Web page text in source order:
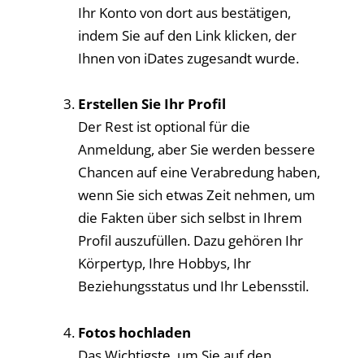
Ihr Konto von dort aus bestätigen,
indem Sie auf den Link klicken, der
Ihnen von iDates zugesandt wurde.
Erstellen Sie Ihr Profil
Der Rest ist optional für die
Anmeldung, aber Sie werden bessere
Chancen auf eine Verabredung haben,
wenn Sie sich etwas Zeit nehmen, um
die Fakten über sich selbst in Ihrem
Profil auszufüllen. Dazu gehören Ihr
Körpertyp, Ihre Hobbys, Ihr
Beziehungsstatus und Ihr Lebensstil.
Fotos hochladen